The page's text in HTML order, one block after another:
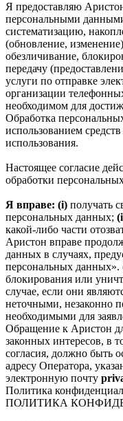
Я предоставляю
персональными
систематизацию,
(обновление,
обезличивание,
передачу
услуги по отправке
организации
необходимом для
Обработка
использованием
использования.
Настоящее согласие
обработки
Я вправе: (i) получать
персональных данных;
какой-либо части
Аристон вправе
данных в случаях,
персональных данных».
блокирования или
случае, если они
неточными, незаконно
необходимыми для
Обращение к Аристон
законных интересов, в
согласия, должно быть
адресу Оператора,
электронную почту
Политика
ПОЛИТИКА